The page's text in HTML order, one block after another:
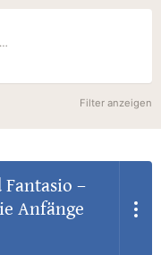
Filter anzeigen
–
Anfänge